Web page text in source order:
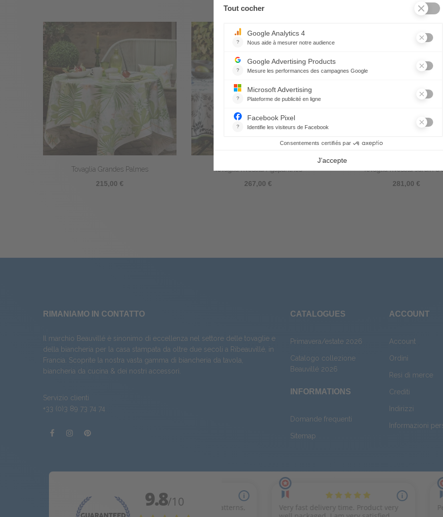
Tovaglia Grandes Palmes
215,00 €
Tovaglia rivestita Agapanthes
267,00 €
Tovaglia rivestita Jardin
281,00 €
RIMANIAMO IN CONTATTO
Il marchio Beauvillé è sinonimo di eccellenza nel settore delle tovaglie e
della biancheria per la casa stampata da oltre due secoli a Ribeauvillé, in
Francia. Scoprite la nostra vasta gamma di biancheria da tavola
biancheria da cucina & dei nostri accessori
Servizio clienti
+33 (0)3 89 73 74 74
CATALOGUES
Primavera/estate 2026
Catalogo collezione
Beauvillé 2026
INFORMATIONS
Domande frequenti
Sitemap
ACCOUNT
Account
Ordini
Resi di merce
Crediti
Indirizzi
Informazioni